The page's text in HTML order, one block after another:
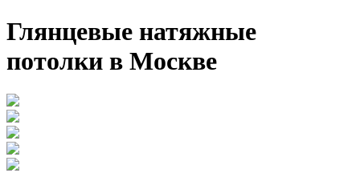
Глянцевые натяжные
потолки в Москве